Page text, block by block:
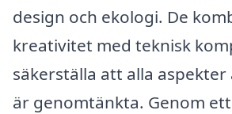
design och ekologi. De
kreativitet med teknisk
säkerställa att alla
är genomtänkta. Genom